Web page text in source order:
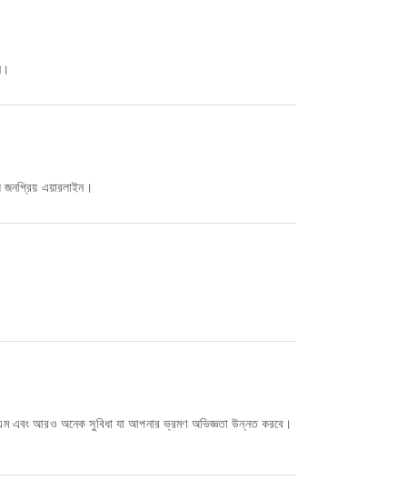
এয়ারলাইন।
এবং আরও অনেক সুবিধা যা আপনার ভ্রমণ অভিজ্ঞতা উন্নত করবে।